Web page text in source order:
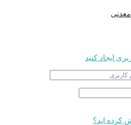
معدنی
ایجاد کنید
کرده اید؟